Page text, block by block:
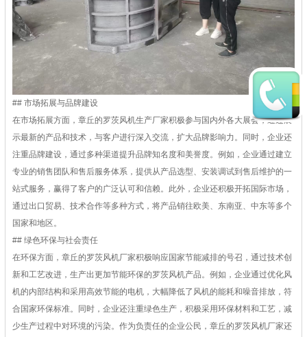
## 市场拓展与品牌建设
在市场拓展方面，章丘的罗茨风机生产厂家积极参与国内外各大展会，通过展
示最新的产品和技术，与客户进行深入交流，扩大品牌影响力。同时，企业还
注重品牌建设，通过多种渠道提升品牌知名度和美誉度。例如，企业通过建立
专业的销售团队和售后服务体系，提供从产品选型、安装调试到售后维护的一
站式服务，赢得了客户的广泛认可和信赖。此外，企业还积极开拓国际市场，
通过出口贸易、技术合作等多种方式，将产品销往欧美、东南亚、中东等多个
国家和地区。
## 绿色环保与社会责任
在环保方面，章丘的罗茨风机厂家积极响应国家节能减排的号召，通过技术创
新和工艺改进，生产出更加节能环保的罗茨风机产品。例如，企业通过优化风
机的内部结构和采用高效节能的电机，大幅降低了风机的能耗和噪音排放，符
合国家环保标准。同时，企业还注重绿色生产，积极采用环保材料和工艺，减
少生产过程中对环境的污染。作为负责任的企业公民，章丘的罗茨风机厂家还